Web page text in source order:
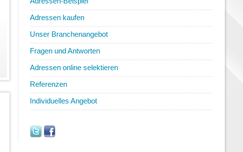
Adressen kaufen
Unser Branchenangebot
Fragen und Antworten
Adressen online selektieren
Referenzen
Individuelles Angebot